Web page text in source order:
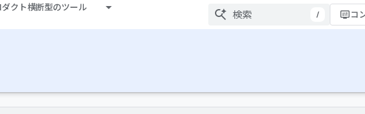
ダクト横断型のツール
/ コ